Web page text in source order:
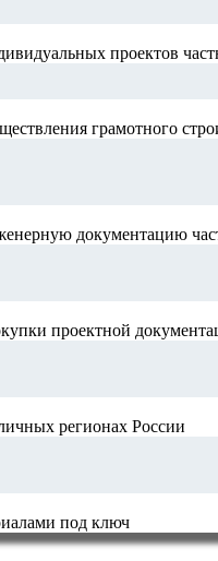
проектов
грамотного
документацию
проектной
регионах России
под ключ